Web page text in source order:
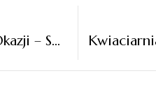
Wybierz Kwiaty Dla Żony W Zależności Od Okazji – Sprawdź Co I Kiedy Warto Podarować?